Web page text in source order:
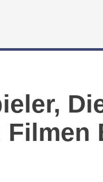
Filmen